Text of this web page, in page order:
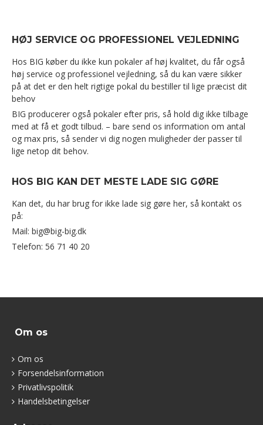
HØJ SERVICE OG PROFESSIONEL VEJLEDNING
Hos BIG køber du ikke kun pokaler af høj kvalitet, du får også
høj service og professionel vejledning, så du kan være sikker
på at det er den helt rigtige pokal du bestiller til lige præcist dit
behov
BIG producerer også pokaler efter pris, så hold dig ikke tilbage
med at få et godt tilbud. – bare send os information om antal
og max pris, så sender vi dig nogen muligheder der passer til
lige netop dit behov.
HOS BIG KAN DET MESTE LADE SIG GØRE
Kan det, du har brug for ikke lade sig gøre her, så kontakt os
på:
Mail: big@big-big.dk
Telefon: 56 71 40 20
Om os
Om os
Forsendelsinformation
Privatlivspolitik
Handelsbetingelser